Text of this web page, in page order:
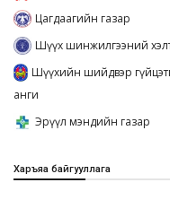
Цагдаагийн газар
Шүүх шинжилгээний
Шүүхийн шийдвэр
анги
Эрүүл мэндийн газар
Харъяа байгууллага